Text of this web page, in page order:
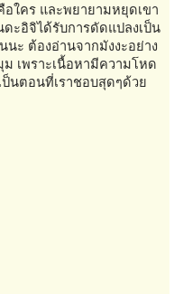
ใคร และพยายามหยุดเขา
ะอิจิได้รับการดัดแปลงเป็น
นะ ต้องอ่านจากมังงะอย่าง
เพราะเนื้อหามีความโหด
นตอนที่เราชอบสุดๆด้วย